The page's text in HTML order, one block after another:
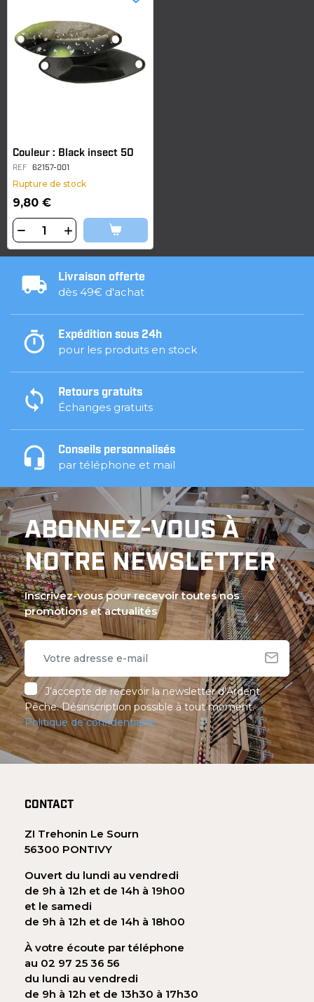
Couleur : Black insect 50
REF 62157-001
Rupture de stock
9,80 €
Livraison offerte
dès 49€ d'achat
Expédition sous 24h
pour les produits en stock
Retours gratuits
Échanges gratuits
Conseils personnalisés
par téléphone et mail
ABONNEZ-VOUS À
NOTRE NEWSLETTER
Inscrivez-vous pour recevoir toutes nos
promotions et actualités
J’accepte de recevoir la newsletter d’Ardent
Pêche. Désinscription possible à tout moment.
Politique de confidentialité
CONTACT
ZI Trehonin Le Sourn
56300 PONTIVY
Ouvert du lundi au vendredi
de 9h à 12h et de 14h à 19h00
et le samedi
de 9h à 12h et de 14h à 18h00
À votre écoute par téléphone
au 02 97 25 36 56
du lundi au vendredi
de 9h à 12h et de 13h30 à 17h30